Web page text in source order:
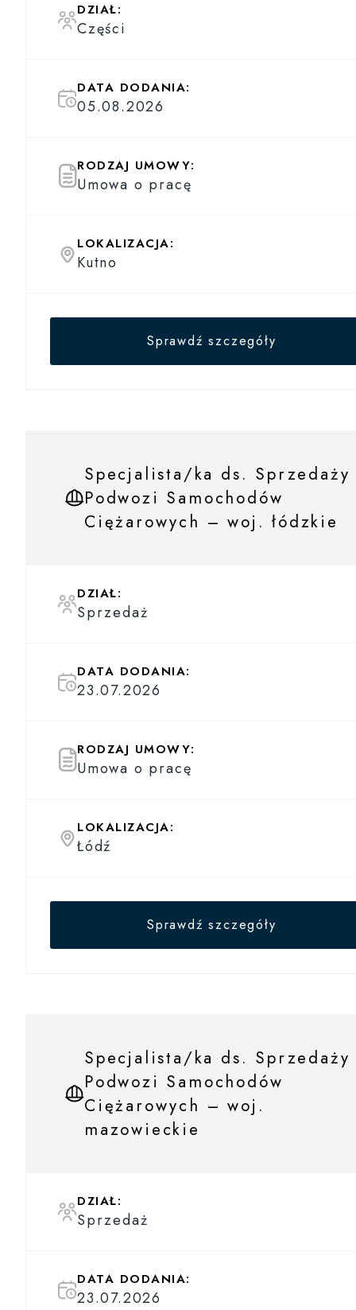
DZIAŁ:
Części
DATA DODANIA:
05.08.2026
RODZAJ UMOWY:
Umowa o pracę
LOKALIZACJA:
Kutno
Sprawdź szczegóły
Specjalista/ka ds. Sprzedaży
Podwozi Samochodów
Ciężarowych – woj. łódzkie
DZIAŁ:
Sprzedaż
DATA DODANIA:
23.07.2026
RODZAJ UMOWY:
Umowa o pracę
LOKALIZACJA:
Łódź
Sprawdź szczegóły
Specjalista/ka ds. Sprzedaży
Podwozi Samochodów
Ciężarowych – woj.
mazowieckie
DZIAŁ:
Sprzedaż
DATA DODANIA:
23.07.2026